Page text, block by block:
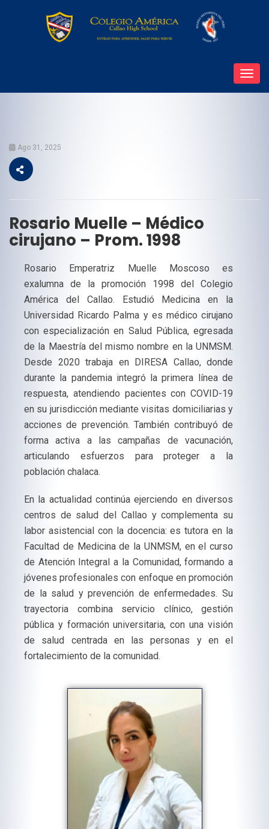
Ago 31, 2025
Rosario Muelle – Médico
cirujano – Prom. 1998
Rosario Emperatriz Muelle Moscoso es
exalumna de la promoción 1998 del Colegio
América del Callao. Estudió Medicina en la
Universidad Ricardo Palma y es médico cirujano
con especialización en Salud Pública, egresada
de la Maestría del mismo nombre en la UNMSM.
Desde 2020 trabaja en DIRESA Callao, donde
durante la pandemia integró la primera línea de
respuesta, atendiendo pacientes con COVID-19
en su jurisdicción mediante visitas domiciliarias y
acciones de prevención. También contribuyó de
forma activa a las campañas de vacunación,
articulando esfuerzos para proteger a la
población chalaca.
En la actualidad continúa ejerciendo en diversos
centros de salud del Callao y complementa su
labor asistencial con la docencia: es tutora en la
Facultad de Medicina de la UNMSM, en el curso
de Atención Integral a la Comunidad, formando a
jóvenes profesionales con enfoque en promoción
de la salud y prevención de enfermedades. Su
trayectoria combina servicio clínico, gestión
pública y formación universitaria, con una visión
de salud centrada en las personas y en el
fortalecimiento de la comunidad.